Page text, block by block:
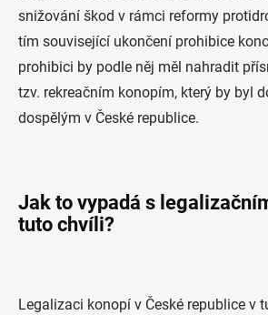
snižování škod v rámci reformy
tím související ukončení prohibice
prohibici by podle něj měl nahradit
tzv. rekreačním konopím, který by byl
dospělým v České republice.
Jak to vypadá s
tuto chvíli?
Legalizaci konopí v České republice v